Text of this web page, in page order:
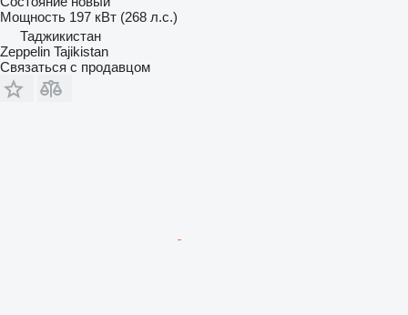
Мощность 197 кВт (268 л.с.)
Таджикистан
Zeppelin Tajikistan
Связаться с продавцом